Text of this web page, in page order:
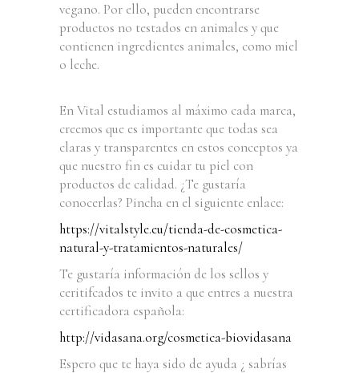
vegano. Por ello, pueden encontrarse
productos no testados en animales y que
contienen ingredientes animales, como miel
o leche.
En Vital estudiamos al máximo cada marca,
creemos que es importante que todas sea
claras y transparentes en estos conceptos ya
que nuestro fin es cuidar tu piel con
productos de calidad. ¿Te gustaría
conocerlas? Pincha en el siguiente enlace:
https://vitalstyle.eu/tienda-de-cosmetica-
natural-y-tratamientos-naturales/
Te gustaría información de los sellos y
ceritifcados te invito a que entres a nuestra
certificadora española:
http://vidasana.org/cosmetica-biovidasana
Espero que te haya sido de ayuda ¿ sabrías